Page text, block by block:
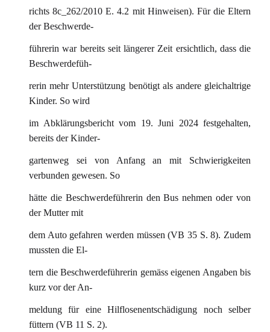
richts 8c_262/2010 E. 4.2 mit Hinweisen). Für die Eltern
der Beschwerde-
führerin war bereits seit längerer Zeit ersichtlich, dass die
Beschwerdefüh-
rerin mehr Unterstützung benötigt als andere gleichaltrige
Kinder. So wird
im Abklärungsbericht vom 19. Juni 2024 festgehalten,
bereits der Kinder-
gartenweg sei von Anfang an mit Schwierigkeiten
verbunden gewesen. So
hätte die Beschwerdeführerin den Bus nehmen oder von
der Mutter mit
dem Auto gefahren werden müssen (VB 35 S. 8). Zudem
mussten die El-
tern die Beschwerdeführerin gemäss eigenen Angaben bis
kurz vor der An-
meldung für eine Hilflosenentschädigung noch selber
füttern (VB 11 S. 2).